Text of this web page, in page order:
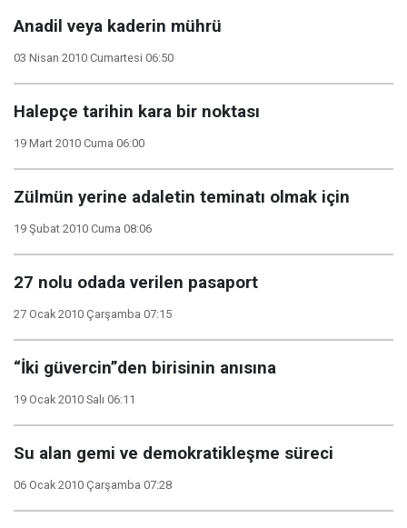
Anadil veya kaderin mührü
03 Nisan 2010 Cumartesi 06:50
Halepçe tarihin kara bir noktası
19 Mart 2010 Cuma 06:00
Zülmün yerine adaletin teminatı olmak için
19 Şubat 2010 Cuma 08:06
27 nolu odada verilen pasaport
27 Ocak 2010 Çarşamba 07:15
“İki güvercin”den birisinin anısına
19 Ocak 2010 Salı 06:11
Su alan gemi ve demokratikleşme süreci
06 Ocak 2010 Çarşamba 07:28